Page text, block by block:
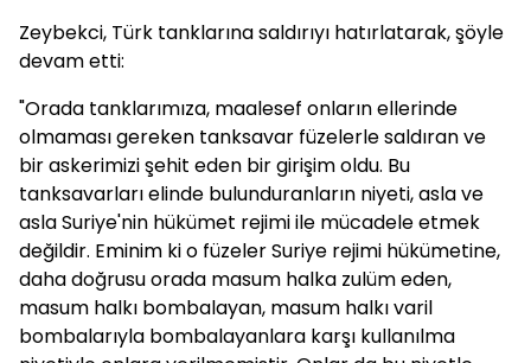
Zeybekci, Türk tanklarına saldırıyı hatırlatarak, şöyle
devam etti:
"Orada tanklarımıza, maalesef onların ellerinde
olmaması gereken tanksavar füzelerle saldıran ve
bir askerimizi şehit eden bir girişim oldu. Bu
tanksavarları elinde bulunduranların niyeti, asla ve
asla Suriye'nin hükümet rejimi ile mücadele etmek
değildir. Eminim ki o füzeler Suriye rejimi hükümetine,
daha doğrusu orada masum halka zulüm eden,
masum halkı bombalayan, masum halkı varil
bombalarıyla bombalayanlara karşı kullanılma